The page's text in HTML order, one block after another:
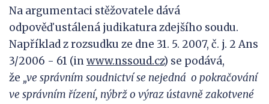
Na argumentaci stěžovatele dává
odpověď ustálená judikatura zdejšího soudu.
Například z rozsudku ze dne 31. 5. 2007, č. j. 2 Ans
3/2006 - 61 (inwww.nssoud.cz) se podává,
že „ve správním soudnictví se nejedná o pokračování
ve správním řízení, nýbrž o výraz ústavně zakotvené